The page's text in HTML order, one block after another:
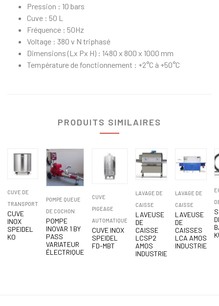
Pression : 10 bars
Cuve : 50 L
Fréquence : 50Hz
Voltage : 380 v N triphasé
Dimensions (Lx Px H) : 1480 x 800 x 1000 mm
Température de fonctionnement : +2°C à +50°C
PRODUITS SIMILAIRES
CUVE DE
TRANSPORT
CUVE
INOX
SPEIDEL
KO
POMPE QUEUE
DE COCHON
POMPE
INOVAR 1 BY
PASS
VARIATEUR
ÉLECTRIQUE
CUVE
PIGEAGE
AUTOMATIQUE
CUVE INOX
SPEIDEL
FD-MBT
LAVAGE DE
CAISSE
LAVEUSE
DE
CAISSE
LCSP2
AMOS
INDUSTRIE
LAVAGE DE
CAISSE
LAVEUSE
DE
CAISSES
LCA AMOS
INDUSTRIE